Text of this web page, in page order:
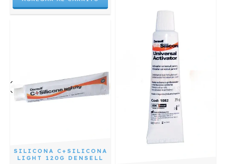
SILICONA C+SILICONA
LIGHT 120G DENSELL